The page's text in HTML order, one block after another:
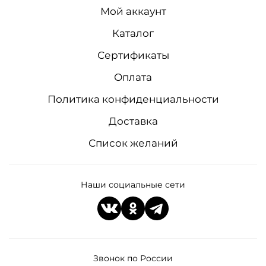
Звонок по России
Мой аккаунт
Каталог
Сертификаты
Оплата
Политика конфиденциальности
Доставка
Список желаний
Наши социальные сети